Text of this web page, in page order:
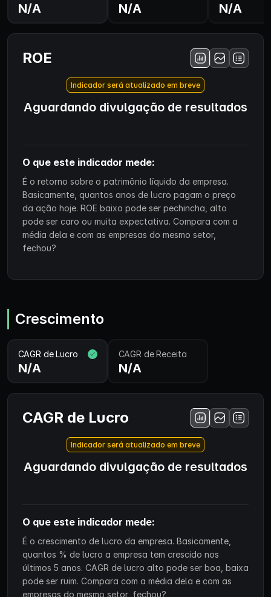
N/A N/A N/A
ROE
Indicador será atualizado em breve
Aguardando divulgação de resultados
O que este indicador mede:
É o retorno sobre o patrimônio líquido da empresa.
Basicamente, quantos anos de lucro pagam o preço
da ação hoje. ROE baixo pode ser pechincha, alto
pode ser caro ou muita expectativa. Compara com a
média dela e com as empresas do mesmo setor,
fechou?
Crescimento
CAGR de Lucro
N/A
CAGR de Receita
N/A
CAGR de Lucro
Indicador será atualizado em breve
Aguardando divulgação de resultados
O que este indicador mede:
É o crescimento de lucro da empresa. Basicamente,
quantos % de lucro a empresa tem crescido nos
últimos 5 anos. CAGR de lucro alto pode ser boa, baixa
pode ser ruim. Compara com a média dela e com as
empresas do mesmo setor, fechou?